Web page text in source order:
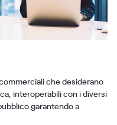
che desiderano
interoperabili con i diversi
garantendo a